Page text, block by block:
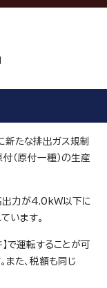
たな排出ガス規制
（原付一種）の生産
出力が4.0kW以下に
います。
で運転することが可
また、税額も同じ